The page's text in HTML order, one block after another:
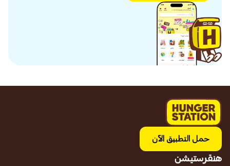
حمل التطبيق الآن
هنقرستيشن